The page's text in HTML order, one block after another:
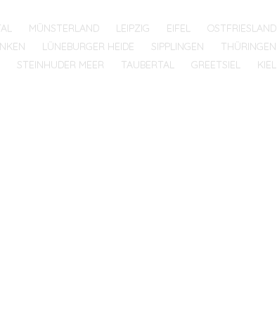
MÜNSTERLAND LEIPZIG EIFEL
OSTFRIESLAND
LÜNEBURGER HEIDE SIPPLINGEN
THÜRINGEN
STEINHUDER MEER TAUBERTAL GREETSIEL KIEL